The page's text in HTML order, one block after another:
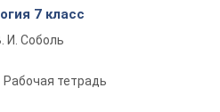
7 класс
И. Соболь
Рабочая тетрадь